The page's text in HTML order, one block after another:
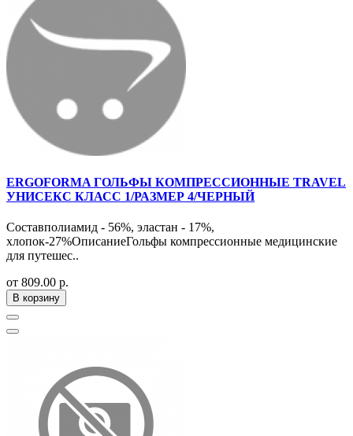
ERGOFORMA ГОЛЬФЫ КОМПРЕССИОННЫЕ TRAVEL
УНИСЕКС КЛАСС 1/РАЗМЕР 4/ЧЕРНЫЙ
Составполиамид - 56%, эластан - 17%,
хлопок-27%ОписаниеГольфы компрессионные медицинские
для путешес..
от 809.00 р.
В корзину